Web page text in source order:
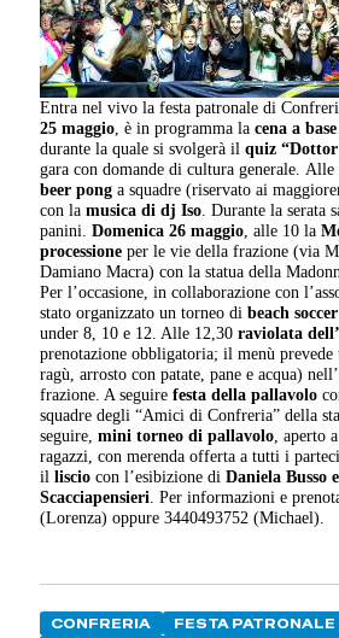
Entra nel vivo la festa patronale di
25 maggio , è in programma lacena a
durante la quale si svolgerà ilquiz
gara con domande di cultura generale.
beer pong a squadre (riservato ai
con la musica di dj Iso . Durante la serata
panini.Domenica 26 maggio , alle 10 la
processione per le vie della frazione (via
Damiano Macra) con la statua della
Per l’occasione, in collaborazione con
stato organizzato un torneo di beach soccer
under 8, 10 e 12. Alle 12,30raviolata
prenotazione obbligatoria; il menù
ragù, arrosto con patate, pane e acqua)
frazione. A seguirefesta della pallavolo
squadre degli “Amici di Confreria” della
seguire, mini torneo di pallavolo , aperto
ragazzi, con merenda offerta a tutti i
illiscio con l’esibizione diDaniela Busso
Scacciapensieri . Per informazioni e
(Lorenza) oppure 3440493752 (Michael).
CONFRERIA
FESTA PATRONALE